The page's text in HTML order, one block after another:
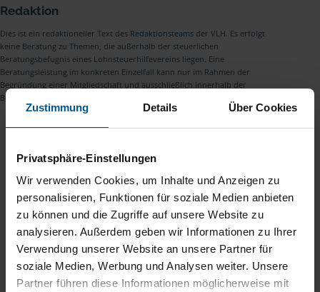
Zustimmung Details Über Cookies
Privatsphäre-Einstellungen
Wir verwenden Cookies, um Inhalte und Anzeigen zu
personalisieren, Funktionen für soziale Medien anbieten
zu können und die Zugriffe auf unsere Website zu
analysieren. Außerdem geben wir Informationen zu Ihrer
Verwendung unserer Website an unsere Partner für
soziale Medien, Werbung und Analysen weiter. Unsere
Partner führen diese Informationen möglicherweise mit
Redaktion
Dies ist ein redaktioneller Text des Redaktionsteams der VLH. Es erfolgt
keine Beratung zu Themen, die außerhalb der steuerlichen
Beratungsbefugnis eines Lohnsteuerhilfevereins liegen. Eine
Beratungsleistung im konkreten Einzelfall kann nur im Rahmen der
Begründung einer Mitgliedschaft und ausschließlich innerhalb der
Beratungsbefugnis nach § 4 Nr. 11 StBerG erfolgen.